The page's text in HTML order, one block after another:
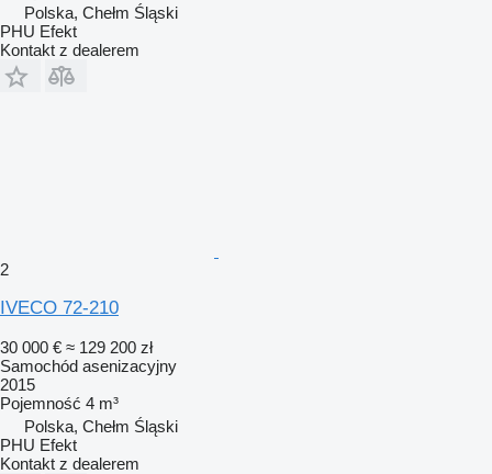
Polska, Chełm Śląski
PHU Efekt
Kontakt z dealerem
2
IVECO 72-210
30 000 € ≈ 129 200 zł
Samochód asenizacyjny
2015
Pojemność 4 m³
Polska, Chełm Śląski
PHU Efekt
Kontakt z dealerem